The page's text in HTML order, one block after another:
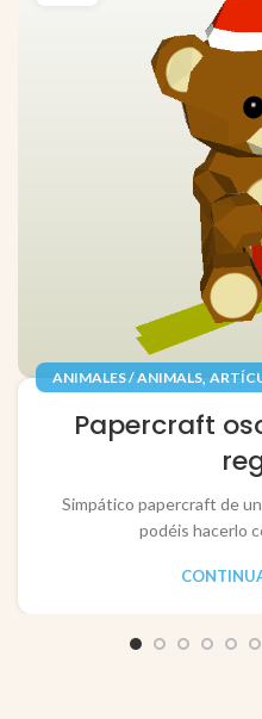
ANIMALES / ANIMALS,
Papercraft
Simpático papercraft de
podéis hacerlo